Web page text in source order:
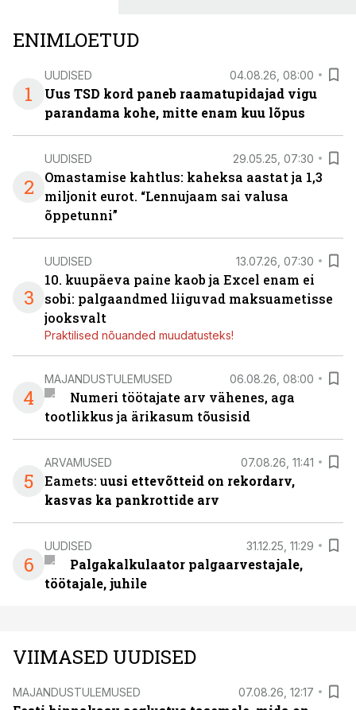
ENIMLOETUD
1
UUDISED 04.08.26, 08:00
Uus TSD kord paneb raamatupidajad vigu
parandama kohe, mitte enam kuu lõpus
2
UUDISED 29.05.25, 07:30
Omastamise kahtlus: kaheksa aastat ja 1,3
miljonit eurot. “Lennujaam sai valusa
õppetunni”
3
UUDISED 13.07.26, 07:30
10. kuupäeva paine kaob ja Excel enam ei
sobi: palgaandmed liiguvad maksuametisse
jooksvalt
Praktilised nõuanded muudatusteks!
4
MAJANDUSTULEMUSED 06.08.26, 08:00
Numeri töötajate arv vähenes, aga
tootlikkus ja ärikasum tõusisid
5
ARVAMUSED 07.08.26, 11:41
Eamets: uusi ettevõtteid on rekordarv,
kasvas ka pankrottide arv
6
UUDISED 31.12.25, 11:29
Palgakalkulaator palgaarvestajale,
töötajale, juhile
VIIMASED UUDISED
MAJANDUSTULEMUSED 07.08.26, 12:17